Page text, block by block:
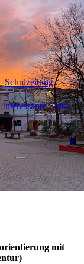
Schulzeitung
Interessante Links
mit